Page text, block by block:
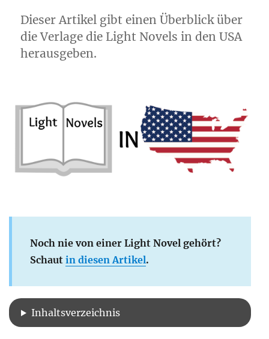
Dieser Artikel gibt einen Überblick über
die Verlage die Light Novels in den USA
herausgeben.
Noch nie von einer Light Novel gehört?
Schaut in diesen Artikel.
Inhaltsverzeichnis